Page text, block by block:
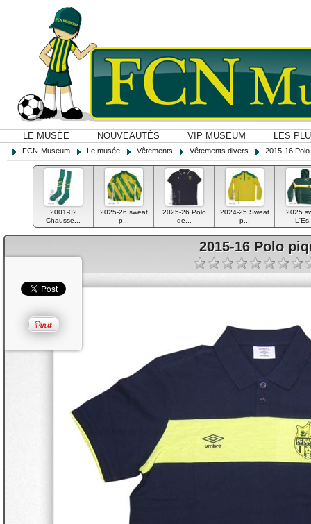
LE MUSÉE NOUVEAUTÉS VIP MUSEUM LES
FCN-Museum Le musée Vêtements Vêtements divers 2015-16 Polo
2001-02
Chausse...
2025-26 sweat
p...
2025-26 Polo
de...
2024-25 Sweat
p...
2025
2015-16 Polo